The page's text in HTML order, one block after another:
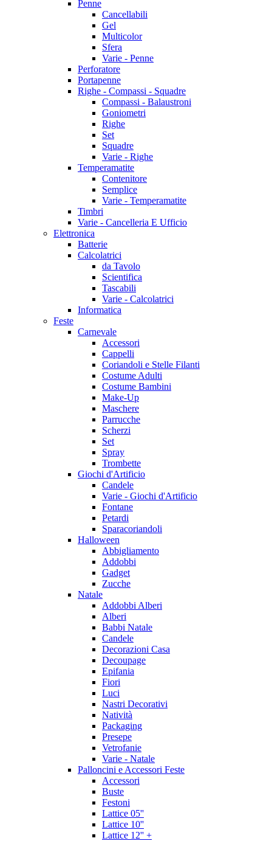
Penne
Cancellabili
Gel
Multicolor
Sfera
Varie - Penne
Perforatore
Portapenne
Righe - Compassi - Squadre
Compassi - Balaustroni
Goniometri
Righe
Set
Squadre
Varie - Righe
Temperamatite
Contenitore
Semplice
Varie - Temperamatite
Timbri
Varie - Cancelleria E Ufficio
Elettronica
Batterie
Calcolatrici
da Tavolo
Scientifica
Tascabili
Varie - Calcolatrici
Informatica
Feste
Carnevale
Accessori
Cappelli
Coriandoli e Stelle Filanti
Costume Adulti
Costume Bambini
Make-Up
Maschere
Parrucche
Scherzi
Set
Spray
Trombette
Giochi d'Artificio
Candele
Varie - Giochi d'Artificio
Fontane
Petardi
Sparacoriandoli
Halloween
Abbigliamento
Addobbi
Gadget
Zucche
Natale
Addobbi Alberi
Alberi
Babbi Natale
Candele
Decorazioni Casa
Decoupage
Epifania
Fiori
Luci
Nastri Decorativi
Natività
Packaging
Presepe
Vetrofanie
Varie - Natale
Palloncini e Accessori Feste
Accessori
Buste
Festoni
Lattice 05''
Lattice 10''
Lattice 12'' +